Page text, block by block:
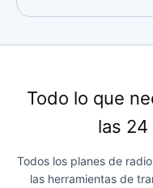
Todo lo que
las 24
Todos los planes de
las herramientas de